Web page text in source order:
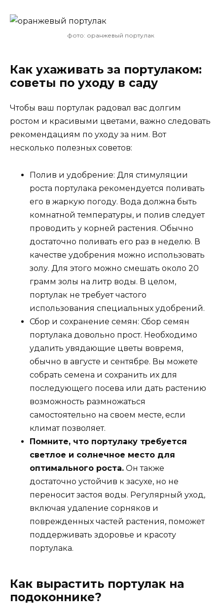
фото: оранжевый портулак
Как ухаживать за портулаком:
советы по уходу в саду
Чтобы ваш портулак радовал вас долгим
ростом и красивыми цветами, важно следовать
рекомендациям по уходу за ним. Вот
несколько полезных советов:
Полив и удобрение: Для стимуляции
роста портулака рекомендуется поливать
его в жаркую погоду. Вода должна быть
комнатной температуры, и полив следует
проводить у корней растения. Обычно
достаточно поливать его раз в неделю. В
качестве удобрения можно использовать
золу. Для этого можно смешать около 20
грамм золы на литр воды. В целом,
портулак не требует частого
использования специальных удобрений.
Сбор и сохранение семян: Сбор семян
портулака довольно прост. Необходимо
удалить увядающие цветы вовремя,
обычно в августе и сентябре. Вы можете
собрать семена и сохранить их для
последующего посева или дать растению
возможность размножаться
самостоятельно на своем месте, если
климат позволяет.
Помните, что портулаку требуется
светлое и солнечное место для
оптимального роста. Он также
достаточно устойчив к засухе, но не
переносит застоя воды. Регулярный уход,
включая удаление сорняков и
поврежденных частей растения, поможет
поддерживать здоровье и красоту
портулака.
Как вырастить портулак на
подоконнике?